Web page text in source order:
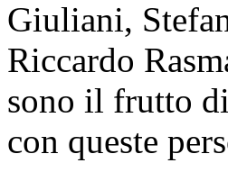
Giuliani,
Riccardo
sono il frutto
con queste